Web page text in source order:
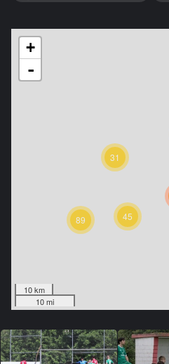
31
89 45
+
-
10 km
10 mi